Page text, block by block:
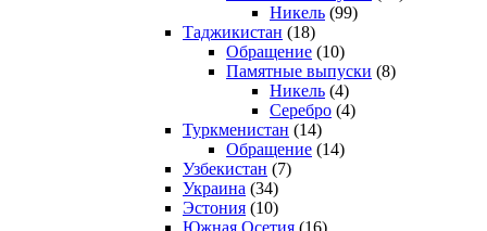
Никель (99)
Таджикистан (18)
Обращение (10)
Памятные выпуски (8)
Никель (4)
Серебро (4)
Туркменистан (14)
Обращение (14)
Узбекистан (7)
Украина (34)
Эстония (10)
Южная Осетия (16)